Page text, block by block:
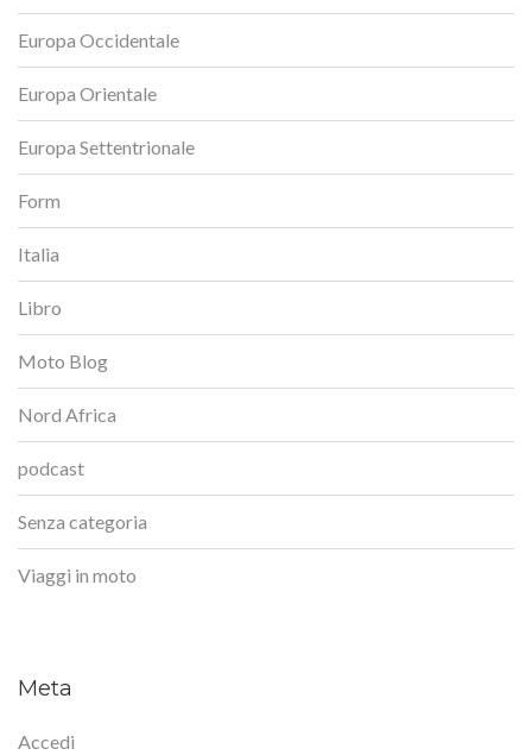
Europa Occidentale
Europa Orientale
Europa Settentrionale
Form
Italia
Libro
Moto Blog
Nord Africa
podcast
Senza categoria
Viaggi in moto
Meta
Accedi